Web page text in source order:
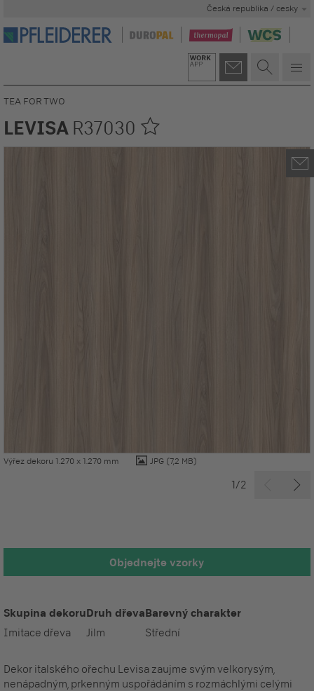
Česká republika / cesky
Výřez dekoru 1.270 x 1.270 mm JPG (7,2 MB)
1/2
TEA FOR TWO
LEVISA R37030
Objednejte vzorky
Skupina dekoru
Imitace dřeva
Druh dřeva
Jilm
Barevný charakter
Střední
Dekor italského ořechu Levisa zaujme svým velkorysým,
nenápadným, prkenným uspořádáním s rozmáchlými celými